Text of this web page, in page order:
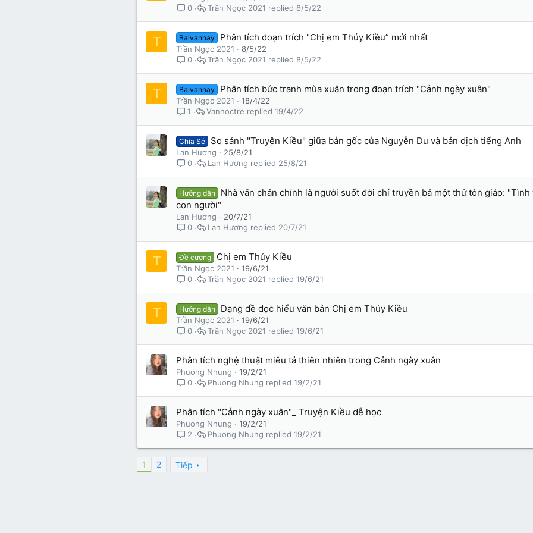
0
8/5/22
Trần Ngọc 2021
T Baivanhay Phân tích đoạn trích "Chị em Thúy Kiều” mới nhất
Trần Ngọc 2021
8/5/22
0
8/5/22
Trần Ngọc 2021
T Baivanhay Phân tích bức tranh mùa xuân trong đoạn trích "Cảnh ngày xuân"
Trần Ngọc 2021
18/4/22
1
19/4/22
Vanhoctre
Chia Sẻ So sánh "Truyện Kiều" giữa bản gốc của Nguyễn Du và bản dịch tiếng Anh
Lan Hương
25/8/21
0
25/8/21
Lan Hương
Hướng dẫn
Nhà văn chân chính là người suốt đời chỉ truyền bá một thứ tôn giáo: "Tình
con người"
Lan Hương
20/7/21
0
20/7/21
Lan Hương
T Đề cương Chị em Thúy Kiều
Trần Ngọc 2021
19/6/21
0
19/6/21
Trần Ngọc 2021
T Hướng dẫn Dạng đề đọc hiểu văn bản Chị em Thúy Kiều
Trần Ngọc 2021
19/6/21
0
19/6/21
Trần Ngọc 2021
Phân tích nghệ thuật miêu tả thiên nhiên trong Cảnh ngày xuân
Phuong Nhung
19/2/21
0
19/2/21
Phuong Nhung
Phân tích "Cảnh ngày xuân"_ Truyện Kiều dễ học
Phuong Nhung
19/2/21
2
19/2/21
Phuong Nhung
1 2 Tiếp